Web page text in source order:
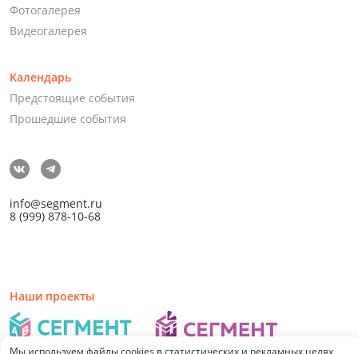
Фотогалерея
Видеогалерея
Календарь
Предстоящие события
Прошедшие события
info@segment.ru
8 (999) 878-10-68
Наши проекты
Мы используем файлы cookies в статистических и рекламных целях,